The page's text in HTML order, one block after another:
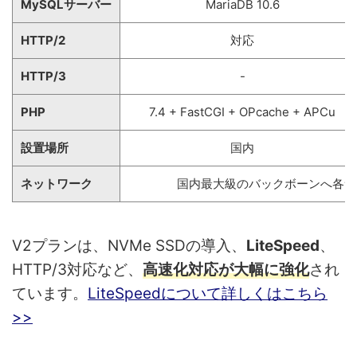
MySQLサーバー MariaDB 10.6
HTTP/2 対応
HTTP/3 -
PHP 7.4 + FastCGI + OPcache + APCu
設置場所 国内
ネットワーク 国内最大級のバックボーンへ各
V2プランは、NVMe SSDの導入、 LiteSpeed、
HTTP/3対応など、 高速化対応が大幅に強化され
ています。 LiteSpeedについて詳しくはこちら
>>